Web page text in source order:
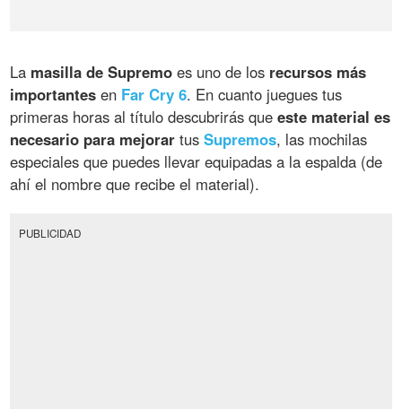
La masilla de Supremo es uno de los recursos más
importantes en Far Cry 6. En cuanto juegues tus
primeras horas al título descubrirás queeste material es
necesario para mejorar tusSupremos, las mochilas
especiales que puedes llevar equipadas a la espalda (de
ahí el nombre que recibe el material).
PUBLICIDAD